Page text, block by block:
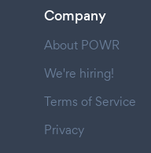
Company
About POWR
We're hiring!
Terms of Service
Privacy